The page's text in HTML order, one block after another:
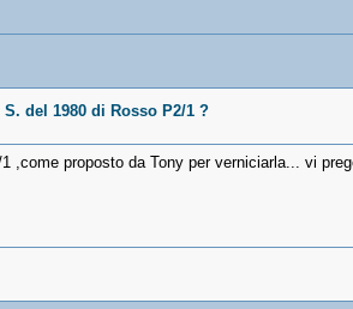
del 1980 di Rosso P2/1 ?
,come proposto da Tony per verniciarla... vi